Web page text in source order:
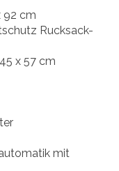
92 cm
Rucksack-
x 57 cm
mit